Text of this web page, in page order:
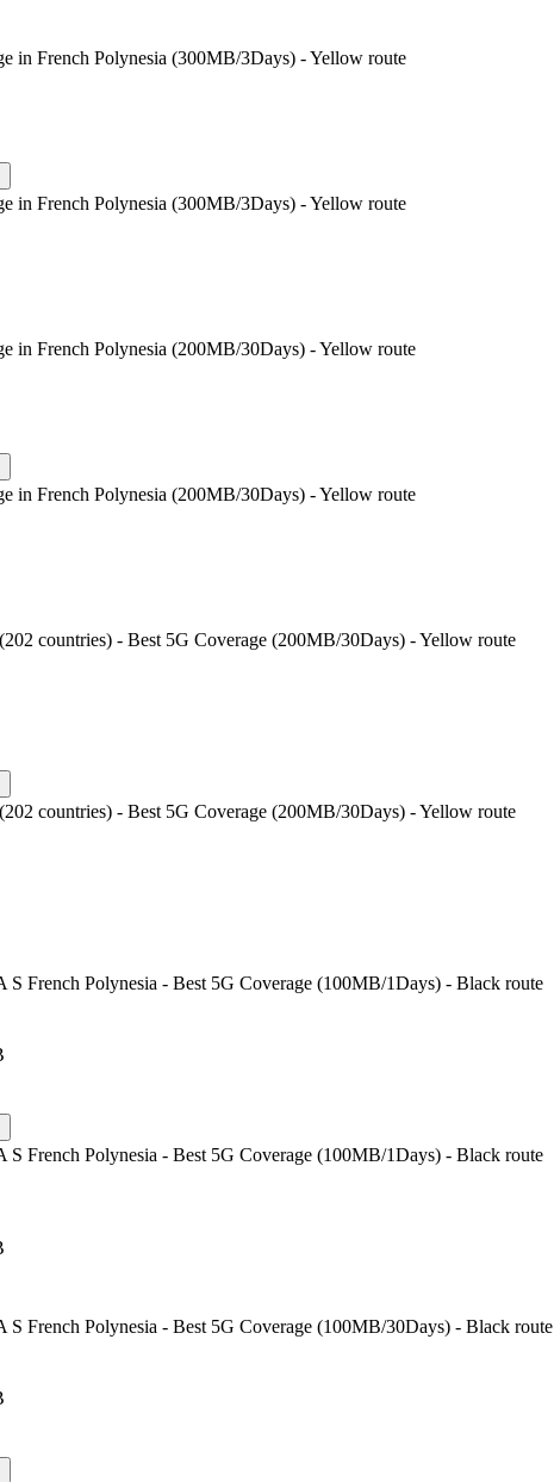
in French Polynesia (300MB/3Days) - Yellow route
in French Polynesia (300MB/3Days) - Yellow route
in French Polynesia (200MB/30Days) - Yellow route
in French Polynesia (200MB/30Days) - Yellow route
countries) - Best 5G Coverage (200MB/30Days) - Yellow route
countries) - Best 5G Coverage (200MB/30Days) - Yellow route
S French Polynesia - Best 5G Coverage (100MB/1Days) - Black route
S French Polynesia - Best 5G Coverage (100MB/1Days) - Black route
S French Polynesia - Best 5G Coverage (100MB/30Days) - Black route